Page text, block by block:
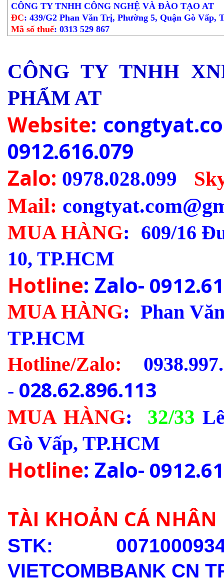
CÔNG TY TNHH CÔNG NGHỆ VÀ ĐÀO TẠO AT
ĐC: 439/G2 Phan Văn Trị, Phường 5, Quận Gò Vấp,
Mã số thuế: 0313 529 867
CÔNG TY TNHH
PHẨM AT
Website:
0912.616.079
Zalo: 0978.028.099
Mail:
MUA HÀNG: 609/16
10, TP.HCM
Hotline: Zalo-
MUA HÀNG: Phan
TP.HCM
Hotline/Zalo:
- 028.62.896.113
MUA HÀNG: 32/33
Gò Vấp, TP.HCM
Hotline: Zalo-
TÀI KHOẢN CÁ NHÂN
STK:
VIETCOMBBANK CN